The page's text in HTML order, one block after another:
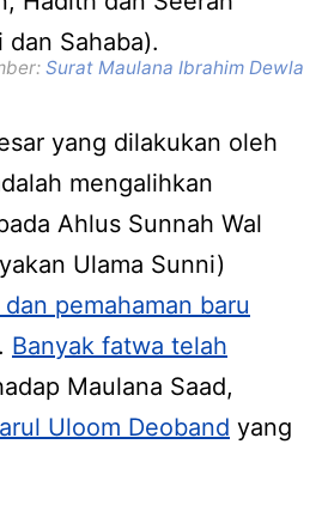
dan Sahaba).
Surat Maulana Ibrahim Dewla
yang dilakukan oleh
mengalihkan
Ahlus Sunnah Wal
Ulama Sunni)
pemahaman baru
Banyak fatwa telah
Maulana Saad,
Uloom Deoband yang